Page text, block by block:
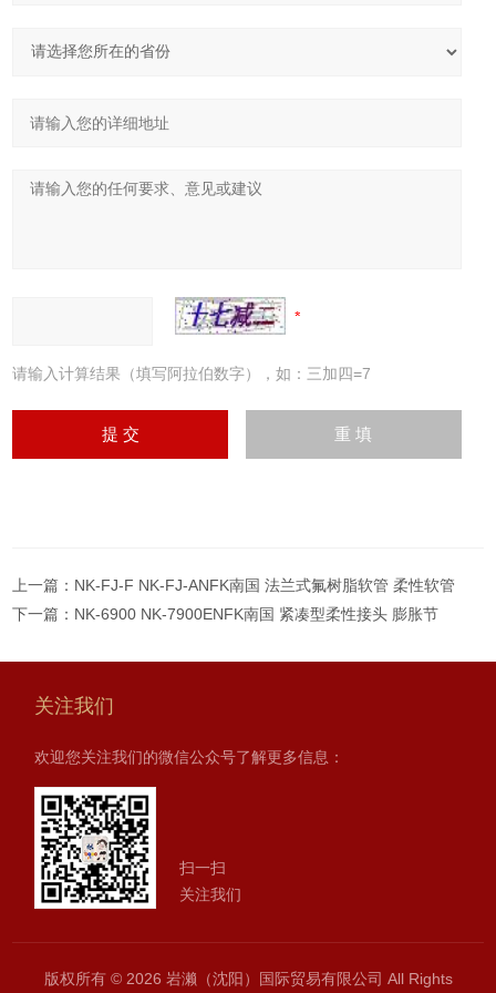
请输入计算结果（填写阿拉伯数字），如：三加四=7
上一篇： NK-FJ-F NK-FJ-ANFK南国 法兰式氟树脂软管 柔性软管
下一篇： NK-6900 NK-7900ENFK南国 紧凑型柔性接头 膨胀节
关注我们
欢迎您关注我们的微信公众号了解更多信息：
扫一扫
关注我们
版权所有 © 2026 岩濑（沈阳）国际贸易有限公司 All Rights